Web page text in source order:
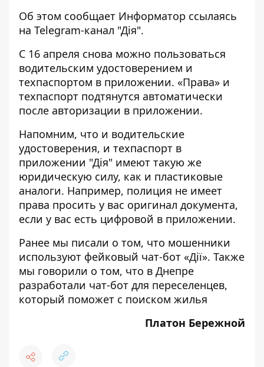
Об этом сообщает Информатор ссылаясь
на Telegram-канал "Дія".
С 16 апреля снова можно пользоваться
водительским удостоверением и
техпаспортом в приложении. «Права» и
техпаспорт подтянутся автоматически
после авторизации в приложении.
Напомним, что и водительские
удостоверения, и техпаспорт в
приложении "Дія" имеют такую ​​же
юридическую силу, как и пластиковые
аналоги. Например, полиция не имеет
права просить у вас оригинал документа,
если у вас есть цифровой в приложении.
Ранее мы писали о том, что мошенники
используют фейковый чат-бот «Дії». Также
мы говорили о том, что в Днепре
разработали чат-бот для переселенцев,
который поможет с поиском жилья
Платон Бережной